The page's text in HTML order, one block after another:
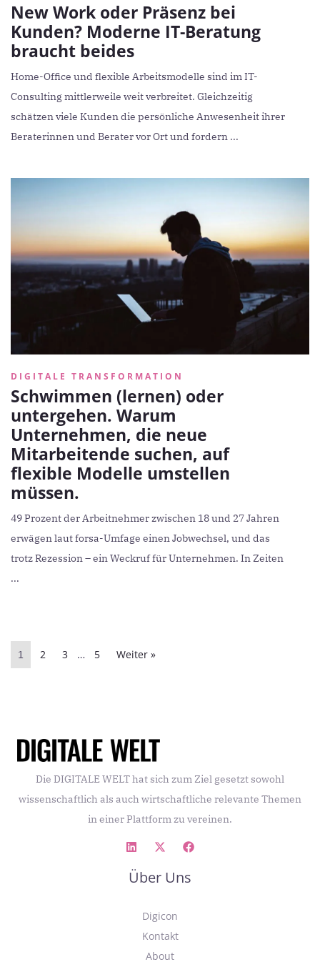
New Work oder Präsenz bei
Kunden? Moderne IT-Beratung
braucht beides
Home-Office und flexible Arbeitsmodelle sind im IT-
Consulting mittlerweile weit verbreitet. Gleichzeitig
schätzen viele Kunden die persönliche Anwesenheit ihrer
Beraterinnen und Berater vor Ort und fordern ...
DIGITALE TRANSFORMATION
Schwimmen (lernen) oder
untergehen. Warum
Unternehmen, die neue
Mitarbeitende suchen, auf
flexible Modelle umstellen
müssen.
49 Prozent der Arbeitnehmer zwischen 18 und 27 Jahren
erwägen laut forsa-Umfage einen Jobwechsel, und das
trotz Rezession – ein Weckruf für Unternehmen. In Zeiten
...
1 2 3 … 5 Weiter »
Die DIGITALE WELT hat sich zum Ziel gesetzt sowohl
wissenschaftlich als auch wirtschaftliche relevante Themen
in einer Plattform zu vereinen.
Über Uns
Digicon
Kontakt
About